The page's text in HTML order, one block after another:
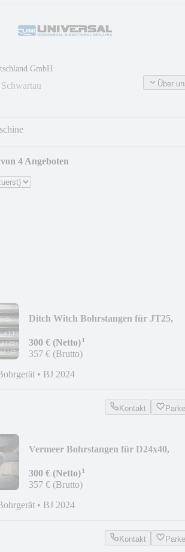
GmbH
Über
4 Angeboten
Ditch Witch Bohrstangen für JT25,
300 € (Netto)¹
357 € (Brutto)
• BJ 2024
Kontakt
Vermeer Bohrstangen für D24x40,
300 € (Netto)¹
357 € (Brutto)
• BJ 2024
Kontakt